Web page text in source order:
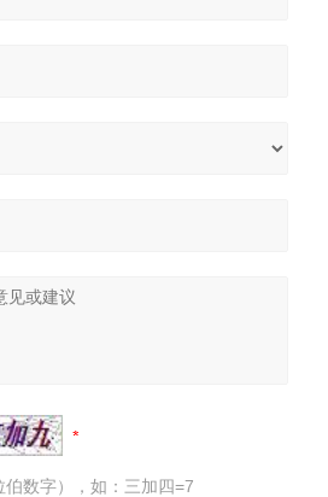
数字），如：三加四=7